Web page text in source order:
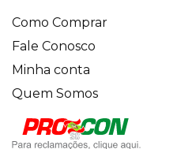
Como Comprar
Fale Conosco
Minha conta
Quem Somos